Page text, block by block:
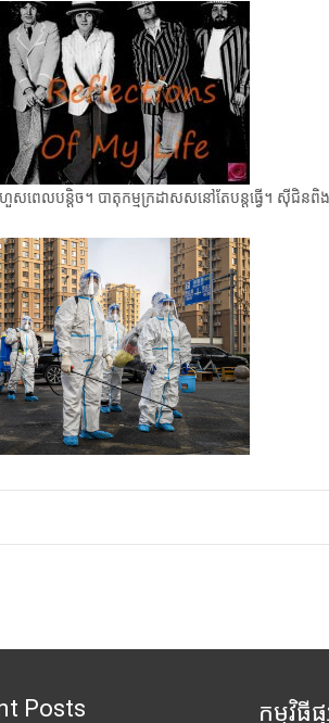
ពេលបន្តិច។ បាតុកម្មក្រដាសសនៅតែបន្តធ្វើ។ ស៊ីជិនពិង
Posts កម្មវិធី